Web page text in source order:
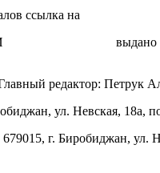
ссылка на
выдано
редактор: Петрук
ул. Невская, 18а,
г. Биробиджан, ул.